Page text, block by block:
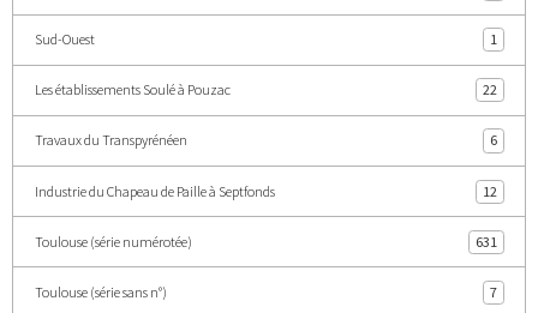
Sud-Ouest 1
Les établissements Soulé à Pouzac 22
Travaux du Transpyrénéen 6
Industrie du Chapeau de Paille à Septfonds 12
Toulouse (série numérotée) 631
Toulouse (série sans n°) 7